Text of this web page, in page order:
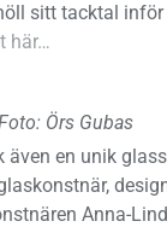
sitt tacktal
här…
Örs Gubas
även en unik
Anna-